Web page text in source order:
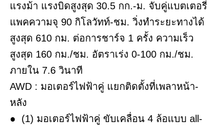
แรงม้า แรงบิดสูงสุด 30.5 กก.-ม. จับคู่แบตเตอรี่
แพคความจุ 90 กิโลวัทท์-ชม. วิ่งทำระยะทางได้
สูงสุด 610 กม. ต่อการชาร์จ 1 ครั้ง ความเร็ว
สูงสุด 160 กม./ชม. อัตราเร่ง 0-100 กม./ชม.
ภายใน 7.6 วินาที
AWD : มอเตอร์ไฟฟ้าคู่ แยกติดตั้งที่เพลาหน้า-
หลัง
● (1) มอเตอร์ไฟฟ้าคู่ ขับเคลื่อน 4 ล้อแบบ all-